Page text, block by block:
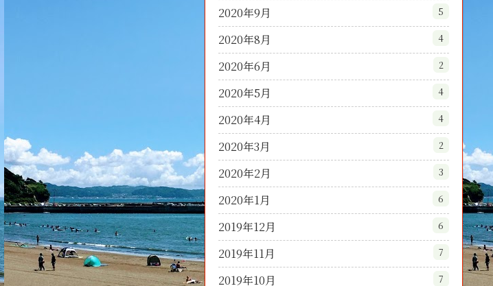
2020年9月 5
2020年8月 4
2020年6月 2
2020年5月 4
2020年4月 4
2020年3月 2
2020年2月 3
2020年1月 6
2019年12月 6
2019年11月 7
2019年10月 7